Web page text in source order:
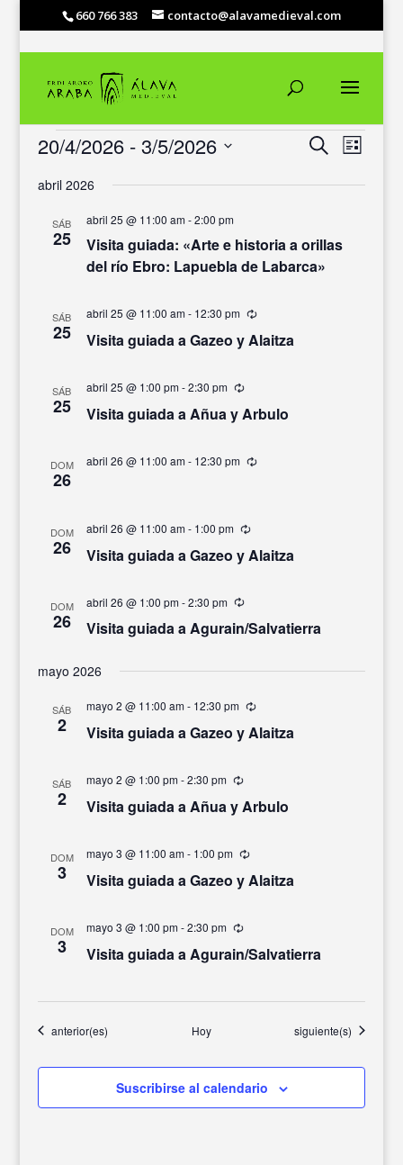
660 766 383 contacto@alavamedieval.com
EVENTOS
DE
BÚSQUEDA
DE
EVENTOS
Buscar
DE
DE
Lista
20/4/2026 - 3/5/2026
la
abril 2026
SÁB
25
Visita guiada: «Arte e historia a orillas
del río Ebro: Lapuebla de Labarca»
abril 25 @ 11:00 am-2:00 pm
SÁB
25 Visita guiada a Gazeo y Alaitza
abril 25 @ 11:00 am- 12:30 pm Recurrente
SÁB
25 Visita guiada a Añua y Arbulo
abril 25 @ 1:00 pm-2:30 pm Recurrente
DOM
26
abril 26 @ 11:00 am- 12:30 pm Recurrente
DOM
26 Visita guiada a Gazeo y Alaitza
abril 26 @ 11:00 am- 1:00 pm Recurrente
DOM
26 Visita guiada a Agurain/Salvatierra
abril 26 @ 1:00 pm-2:30 pm Recurrente
mayo 2026
SÁB
2 Visita guiada a Gazeo y Alaitza
mayo 2 @ 11:00 am- 12:30 pm Recurrente
SÁB
2 Visita guiada a Añua y Arbulo
mayo 2 @ 1:00 pm-2:30 pm Recurrente
DOM
3 Visita guiada a Gazeo y Alaitza
mayo 3 @ 11:00 am- 1:00 pm Recurrente
DOM
3 Visita guiada a Agurain/Salvatierra
mayo 3 @ 1:00 pm-2:30 pm Recurrente
Eventos
anterior(es) Hoy Eventos
siguiente(s)
Suscribirse al calendario